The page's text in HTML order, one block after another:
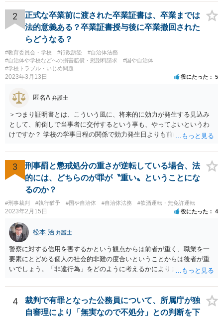
スムースかと思います。
2
正式な卒業前に渡された卒業証書は、卒業までは
法的意義ある？卒業証書授与後に卒業撤回された
らどうなる？
#教育委員会・学校 #行政訴訟
#自治体法務
#自治体や学校などへの損害賠償・慰謝料請求
#国や自治体
#学校トラブル・いじめ問題
2023年3月13日 役にたった 5
匿名A 弁護士
＞つまり証明書とは、こういう風に、将来的に効力が発生する見込み
として、前倒しで当事者に交付するという事も、やってよいというわ
けですか？ 学校の学事日程の関係で効力発生日よりも前に交付したか
でしょう。 両者をそろえるに越したことはないですが、卒業式の日程
自体は各学校によって慣例として定められることが多いですし、学籍
離脱日も、学校によって異なるようですから、そのこと自体に特に問
題はないでしょう。 ＞万一、効力発生日より前に、その効力が無効と
なる出来事が起こったとしたら、その証明書は効力を発生する事な
く、証明書としては無効化されるということですね？ そう考えるのが
自然でしょう。 ただし、卒業証書自体は、通常記載されている内容
が、全課程を修了したという事実について記載されており、卒業式時
点では、そのこと自体は過去の事実として間違いないので、卒業証書
自体の無効かどうかという法的な効力を議論するものではないでしょ
う。 問題は、証書そのものではなく、在学中に何らかの問題を起こし
て学籍を剥奪されたかどうか、ということなので、厳密に言えば卒業
証書自体の議論とは直接関係しないと思います。
3
刑事罰と懲戒処分の重さが逆転している場合、法
的には、どちらのが罪が〝重い〟ということにな
るのか？
#刑事裁判 #執行猶予 #国や自治体 #自治体法務 #飲酒運転・無免許運転
2023年2月15日 役にたった 4
松本 治 弁護士
警察に対する信用を害するかという観点からは前者が重く、職業を一
要素にとどめる個人の社会的非難の度合いということからは後者が重
いでしょう。「非違行為」をどのように考えるかによります。
4
裁判で有罪となった公務員について、所属庁が独
自審理により「無実なので不処分」との判断を下